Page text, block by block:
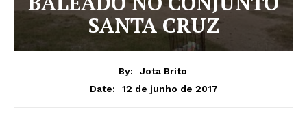
SANTA CRUZ
By:
Jota Brito
Date:
12 de junho de 2017